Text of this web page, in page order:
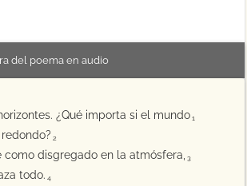
del poema en audio
¿Qué importa si el mundo 1
2
como disgregado en la atmósfera, 3
todo. 4